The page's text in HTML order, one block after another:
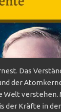
Das
der
Welt verstehen.
der Kräfte in